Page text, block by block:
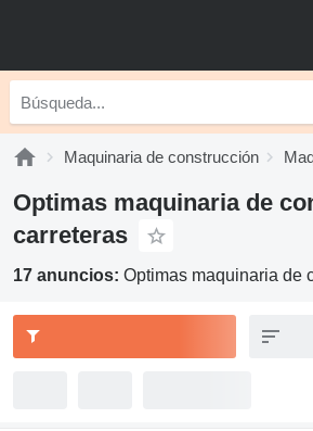
Maquinaria de construcción
Optimas maquinaria de
carreteras
17 anuncios: Optimas maquinaria de